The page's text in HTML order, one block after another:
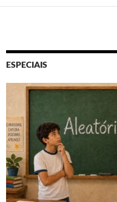
ESPECIAIS